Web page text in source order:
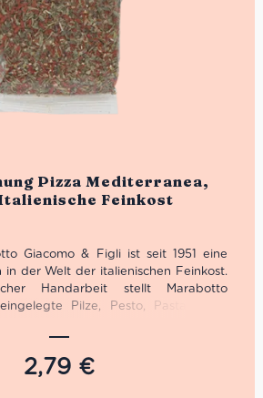
Pizza Mediterranea,
Feinkost
Giacomo & Figli ist seit 1951 eine
der Welt der italienischen Feinkost.
Handarbeit stellt Marabotto
Pilze, Pesto, Pasta, Sugo
Mediterranea erfreut sich größter
2,79 €